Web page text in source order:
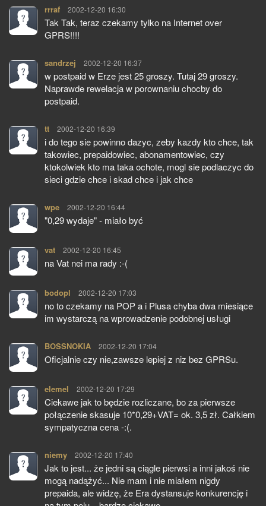
rrraf pisze:
2002-12-20 16:30
Tak Tak, teraz czekamy tylko na Internet over
GPRS!!!!
sandrzej pisze:
2002-12-20 16:37
w postpaid w Erze jest 25 groszy. Tutaj 29 groszy.
Naprawde rewelacja w porownaniu chocby do
postpaid.
tt pisze:
2002-12-20 16:39
i do tego sie powinno dazyc, zeby kazdy kto chce, tak
takowiec, prepaidowiec, abonamentowiec, czy
ktokolwiek kto ma taka ochote, mogl sie podlaczyc do
sieci gdzie chce i skad chce i jak chce
wpe pisze:
2002-12-20 16:44
"0,29 wydaje" - miało być
vat pisze:
2002-12-20 16:45
na Vat nei ma rady :-(
bodopl pisze:
2002-12-20 17:03
no to czekamy na POP a i Plusa chyba dwa miesiące
im wystarczą na wprowadzenie podobnej usługi
BOSSNOKIA pisze:
2002-12-20 17:04
Oficjalnie czy nie,zawsze lepiej z niz bez GPRSu.
elemel pisze:
2002-12-20 17:29
Ciekawe jak to będzie rozliczane, bo za pierwsze
połączenie skasuje 10*0,29+VAT= ok. 3,5 zł. Całkiem
sympatyczna cena -:(.
niemy pisze:
2002-12-20 17:40
Jak to jest... że jedni są ciągle pierwsi a inni jakoś nie
mogą nadążyć... Nie mam i nie miałem nigdy
prepaida, ale widzę, że Era dystansuje konkurencję i